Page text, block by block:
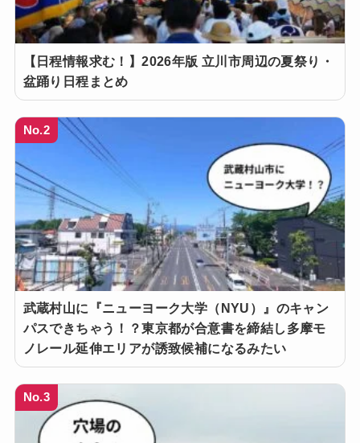
【日程情報求む！】2026年版 立川市周辺の夏祭り・
盆踊り日程まとめ
No.2
武蔵村山に『ニューヨーク大学（NYU）』のキャン
パスできちゃう！？東京都が合意書を締結し多摩モ
ノレール延伸エリアが誘致候補になるみたい
No.3